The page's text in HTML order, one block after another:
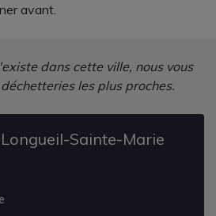
avant.
dans cette ville, nous vous
les plus proches.
Sainte-Marie